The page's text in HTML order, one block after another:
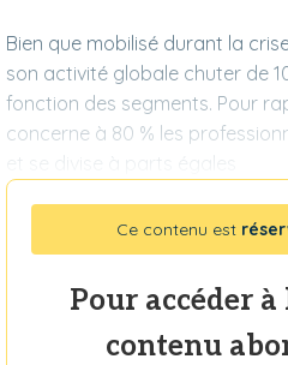
Bien que mobilisé durant la
son activité globale chuter de
fonction des segments. Pour
concerne à 80 % les
Ce contenu est
Pour accéder
contenu